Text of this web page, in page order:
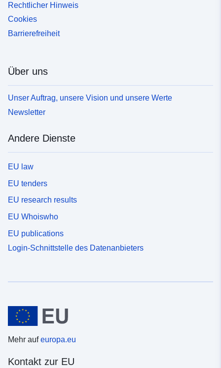
Rechtlicher Hinweis
Cookies
Barrierefreiheit
Über uns
Unser Auftrag, unsere Vision und unsere Werte
Newsletter
Andere Dienste
EU law
EU tenders
EU research results
EU Whoiswho
EU publications
Login-Schnittstelle des Datenanbieters
Mehr aufeuropa.eu
Kontakt zur EU